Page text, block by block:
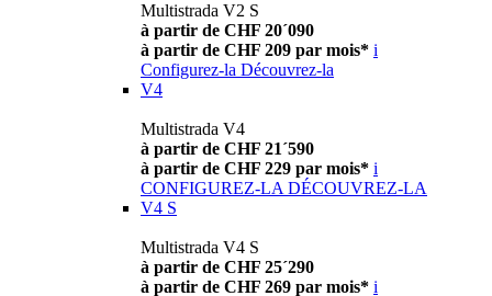
Multistrada V2 S
à partir de CHF 20´090
à partir de CHF 209 par mois* i
Configurez-la Découvrez-la
V4
Multistrada V4
à partir de CHF 21´590
à partir de CHF 229 par mois* i
CONFIGUREZ-LA DÉCOUVREZ-LA
V4 S
Multistrada V4 S
à partir de CHF 25´290
à partir de CHF 269 par mois* i